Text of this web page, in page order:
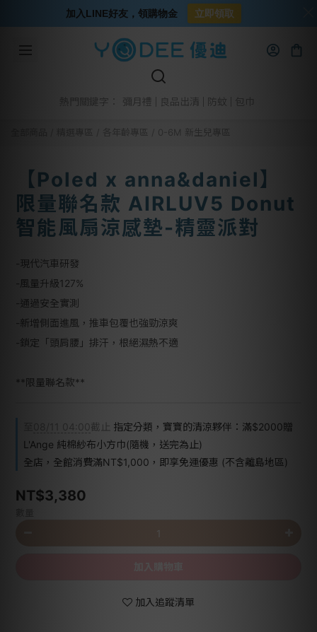
熱門關鍵字： 彌月禮 良品出清 防蚊
各年齡專區 0-6M 新生兒專區
【Poled x anna&daniel】
限量聯名款 AIRLUV5 Donut
智能風扇涼感墊-精靈派對
-現代汽車研發
-風量升級127%
-通過安全實測
-新增側面進風，推車包覆也強勁涼爽
-鎖定「頭肩腰」排汗，根絕濕熱不適
**限量聯名款**
08/11 04:00截止 指定分類，寶寶的清涼夥伴：滿$2000贈
L'Ange 純棉紗布小方巾(隨機，送完為止)
全店，全館消費滿NT$1,000，即享免運優惠 (不含離島地區)
NT$3,380
加入追蹤清單
加入LINE好友，領購物金 立即領取